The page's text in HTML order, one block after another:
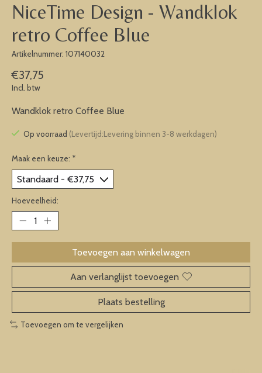
NiceTime Design - Wandklok
retro Coffee Blue
Artikelnummer: 107140032
€37,75
Incl. btw
Wandklok retro Coffee Blue
Op voorraad (Levertijd:Levering binnen 3-8 werkdagen)
Maak een keuze: *
Hoeveelheid:
Toevoegen aan winkelwagen
Aan verlanglijst toevoegen
Plaats bestelling
Toevoegen om te vergelijken